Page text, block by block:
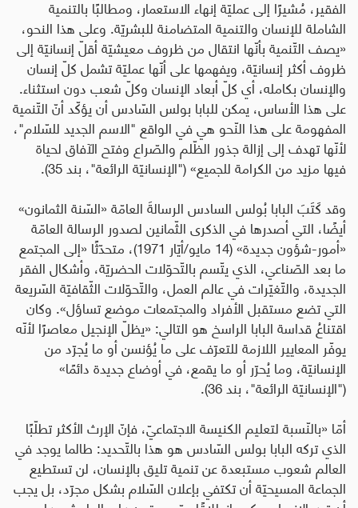
الفقير، مُشيرًا إلى عمليّة إنهاء الاستعمار، ومطالبًا بالتنمية
الشاملة للإنسان والتنمية المتضامنة للبشريّة. وعلى هذا النحو،
«يصف التّنمية بأنّها انتقال من ظروف معيشيّة أقلّ إنسانيّة إلى
ظروف أكثر إنسانيّة، ويفهمها على أنّها عمليّة تشمل كلّ إنسان
والإنسان بكامله، أي كلّ أبعاد الإنسان وكلّ شعب دون استثناء.
على هذا الأساس، يمكن للبابا بولس السّادس أن يؤكّد أنّ التّنمية
المفهومة على هذا النّحو هي في الواقع "الاسم الجديد للسّلام"،
لأنّها تهدف إلى إزالة جذور الظّلم والصّراع وفتح الآفاق لحياة
فيها مزيد من الكرامة للجميع» ("الإنسانيّة الرائعة"، بند 35).
وقد كَتَبَ البابا بُولس السادس الرسالةَ العامّة «السّنة الثمانون»
أيضًا، التي أصدرها في الذكرى الثّمانين لصدور الرسالة العامّة
«أمور-شؤون جديدة» (14 مايو/أيّار 1971)، متحدّثًا «إلى المجتمع
ما بعد الصّناعي، الذي يتّسم بالتّحوّلات الحضريّة، وأشكال الفقر
الجديدة، والتّغيّرات في عالم العمل، والتّحوّلات الثّقافيّة السّريعة
التي تضع مستقبل الأفراد والمجتمعات موضع تساؤل». وكان
اقتناعُ قداسة البابا الراسخ هو التالي: «يظلّ الإنجيل معاصرًا لأنّه
يوفّر المعايير اللازمة للتعرّف على ما يُؤنسن أو ما يُجرّد من
الإنسانيّة، وما يُحرّر أو ما يقمع، في أوضاع جديدة دائمًا»
("الإنسانيّة الرائعة"، بند 36).
أمّا «بالنّسبة لتعليم الكنيسة الاجتماعيّ، فإنّ الإرث الأكثر تطلّبًا
الذي تركه البابا بولس السّادس هو هذا بالتّحديد: طالما يوجد في
العالم شعوب مستبعدة عن تنمية تليق بالإنسان، لن تستطيع
الجماعة المسيحيّة أن تكتفي بإعلان السّلام بشكل مجرّد، بل يجب